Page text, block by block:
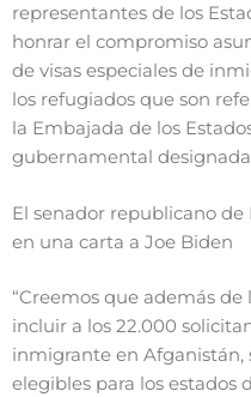
representantes de los
honrar el compromiso
de visas especiales de
los refugiados que son
la Embajada de los
gubernamental
El senador republicano
en una carta a Joe Biden
“Creemos que además
incluir a los 22.000
inmigrante en
elegibles para los estados